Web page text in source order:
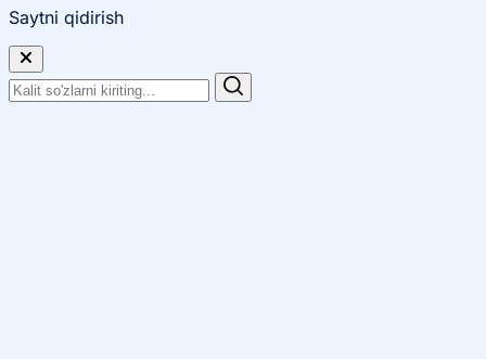
Saytni qidirish